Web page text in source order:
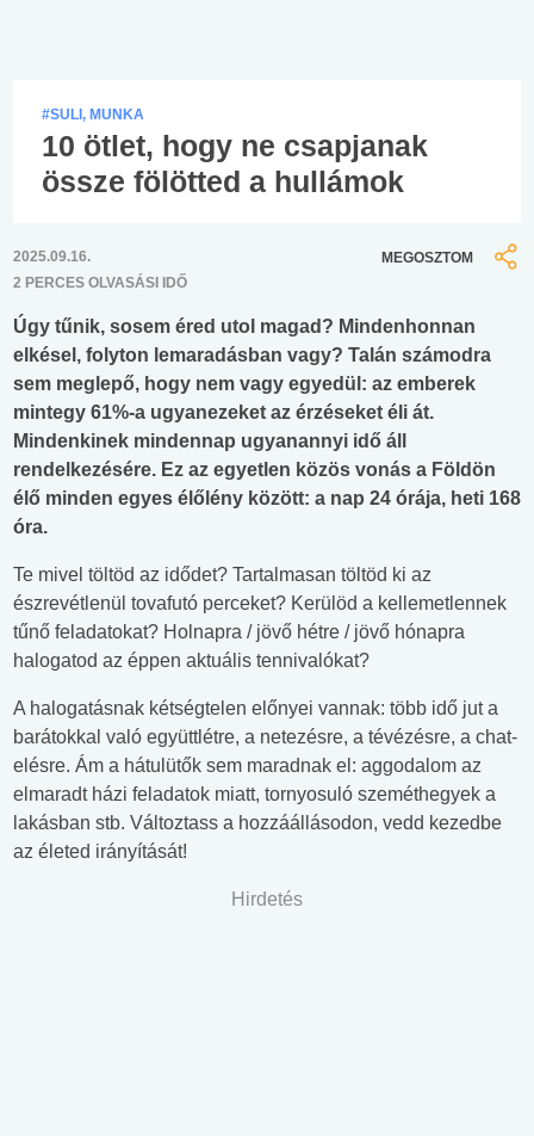
#SULI, MUNKA
10 ötlet, hogy ne csapjanak
össze fölötted a hullámok
2025.09.16.
2 PERCES OLVASÁSI IDŐ
MEGOSZTOM
Úgy tűnik, sosem éred utol magad? Mindenhonnan
elkésel, folyton lemaradásban vagy? Talán számodra
sem meglepő, hogy nem vagy egyedül: az emberek
mintegy 61%-a ugyanezeket az érzéseket éli át.
Mindenkinek mindennap ugyanannyi idő áll
rendelkezésére. Ez az egyetlen közös vonás a Földön
élő minden egyes élőlény között: a nap 24 órája, heti 168
óra.
Te mivel töltöd az idődet? Tartalmasan töltöd ki az
észrevétlenül tovafutó perceket? Kerülöd a kellemetlennek
tűnő feladatokat? Holnapra / jövő hétre / jövő hónapra
halogatod az éppen aktuális tennivalókat?
A halogatásnak kétségtelen előnyei vannak: több idő jut a
barátokkal való együttlétre, a netezésre, a tévézésre, a chat-
elésre. Ám a hátulütők sem maradnak el: aggodalom az
elmaradt házi feladatok miatt, tornyosuló szeméthegyek a
lakásban stb. Változtass a hozzáállásodon, vedd kezedbe
az életed irányítását!
Hirdetés